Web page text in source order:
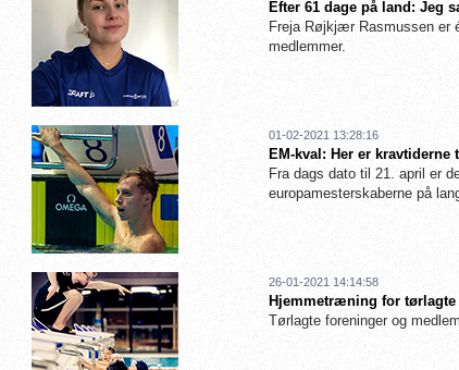
Efter 61 dage på land: Jeg
Freja Røjkjær Rasmussen er
medlemmer.
01-02-2021 13:28:16
EM-kval: Her er
Fra dags dato til 21. april er
europamesterskaberne på
26-01-2021 14:14:58
Hjemmetræning for
Tørlagte foreninger og